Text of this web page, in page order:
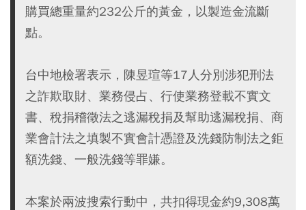
購買總重量約232公斤的黃金，以製造金流斷
點。
台中地檢署表示，陳昱瑄等17人分別涉犯刑法
之詐欺取財、業務侵占、行使業務登載不實文
書、稅捐稽徵法之逃漏稅捐及幫助逃漏稅捐、商
業會計法之填製不實會計憑證及洗錢防制法之鉅
額洗錢、一般洗錢等罪嫌。
本案於兩波搜索行動中，共扣得現金約9,308萬